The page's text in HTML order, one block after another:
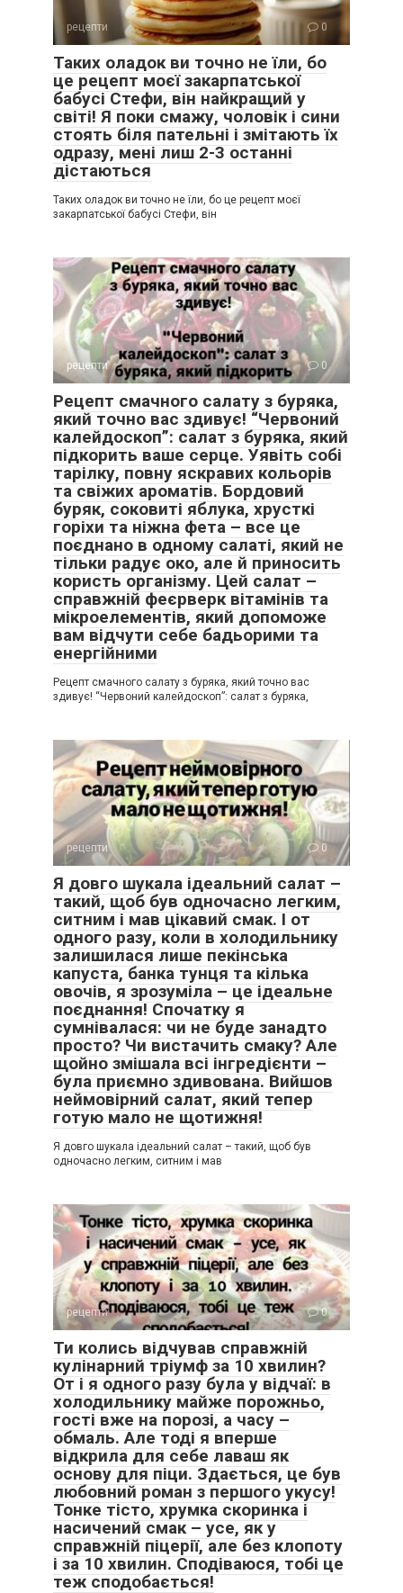
рецепти 0
Таких оладок ви точно не їли, бо
це рецепт моєї закарпатської
бабусі Стефи, він найкращий у
світі! Я поки смажу, чоловік і сини
стоять біля пательні і змітають їх
одразу, мені лиш 2-3 останні
дістаються
Таких оладок ви точно не їли, бо це рецепт моєї
закарпатської бабусі Стефи, він
рецепти 0
Рецепт смачного салату з буряка,
який точно вас здивує! “Червоний
калейдоскоп”: салат з буряка, який
підкорить ваше серце. Уявіть собі
тарілку, повну яскравих кольорів
та свіжих ароматів. Бордовий
буряк, соковиті яблука, хрусткі
горіхи та ніжна фета – все це
поєднано в одному салаті, який не
тільки радує око, але й приносить
користь організму. Цей салат –
справжній феєрверк вітамінів та
мікроелементів, який допоможе
вам відчути себе бадьорими та
енергійними
Рецепт смачного салату з буряка, який точно вас
здивує! “Червоний калейдоскоп”: салат з буряка,
рецепти 0
Я довго шукала ідеальний салат –
такий, щоб був одночасно легким,
ситним і мав цікавий смак. І от
одного разу, коли в холодильнику
залишилася лише пекінська
капуста, банка тунця та кілька
овочів, я зрозуміла – це ідеальне
поєднання! Спочатку я
сумнівалася: чи не буде занадто
просто? Чи вистачить смаку? Але
щойно змішала всі інгредієнти –
була приємно здивована. Вийшов
неймовірний салат, який тепер
готую мало не щотижня!
Я довго шукала ідеальний салат – такий, щоб був
одночасно легким, ситним і мав
рецепти 0
Ти колись відчував справжній
кулінарний тріумф за 10 хвилин?
От і я одного разу була у відчаї: в
холодильнику майже порожньо,
гості вже на порозі, а часу –
обмаль. Але тоді я вперше
відкрила для себе лаваш як
основу для піци. Здається, це був
любовний роман з першого укусу!
Тонке тісто, хрумка скоринка і
насичений смак – усе, як у
справжній піцерії, але без клопоту
і за 10 хвилин. Сподіваюся, тобі це
теж сподобається!